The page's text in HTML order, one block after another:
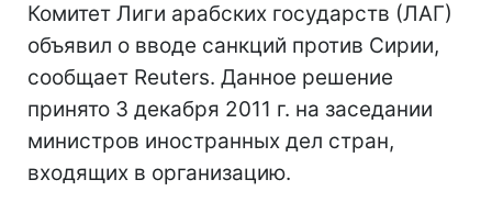
Комитет Лиги арабских государств (ЛАГ)
объявил о вводе санкций против Сирии,
сообщает Reuters. Данное решение
принято 3 декабря 2011 г. на заседании
министров иностранных дел стран,
входящих в организацию.